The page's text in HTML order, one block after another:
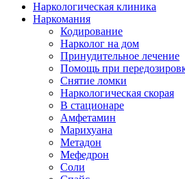
Наркологическая клиника
Наркомания
Кодирование
Нарколог на дом
Принудительное лечение
Помощь при
Снятие ломки
Наркологическая скорая
В стационаре
Амфетамин
Марихуана
Метадон
Мефедрон
Соли